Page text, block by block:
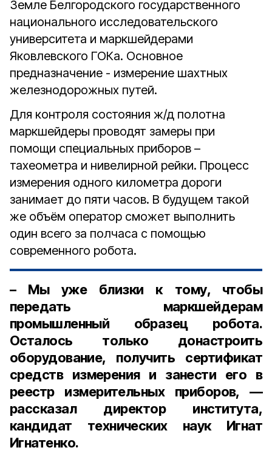
Земле Белгородского государственного
национального исследовательского
университета и маркшейдерами
Яковлевского ГОКа. Основное
предназначение - измерение шахтных
железнодорожных путей.
Для контроля состояния ж/д полотна
маркшейдеры проводят замеры при
помощи специальных приборов –
тахеометра и нивелирной рейки. Процесс
измерения одного километра дороги
занимает до пяти часов. В будущем такой
же объём оператор сможет выполнить
один всего за полчаса с помощью
современного робота.
– Мы уже близки к тому, чтобы
передать маркшейдерам
промышленный образец робота.
Осталось только донастроить
оборудование, получить сертификат
средств измерения и занести его в
реестр измерительных приборов, —
рассказал директор института,
кандидат технических наук Игнат
Игнатенко.